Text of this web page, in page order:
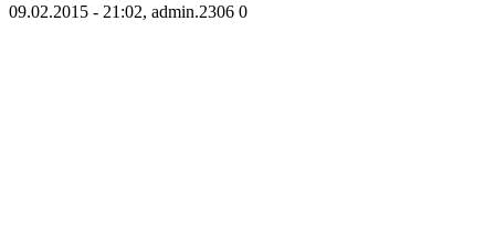
09.02.2015 - 21:02, admin.2306 0